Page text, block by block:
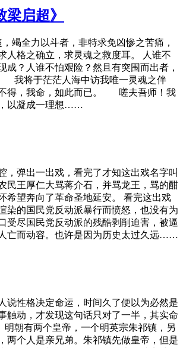
启超》
竭全力以斗者，非特求免凶惨之苦痛，
人格之确立，求灵魂之救度耳。 人谁不
成？人谁不怕艰险？然且有突围而出者，
我将于茫茫人海中访我唯一灵魂之伴
得，我命，如此而已。 嗟夫吾师！我
以凝成一理想……
，弹出一出戏，看完了才知这出戏名字叫
民王厚仁大骂蒋介石，并骂龙王，骂的酣
希望奔向了革命圣地延安。 看完这出戏
染的国民党反动派暴行而愤怒，也没有为
受尽国民党反动派的残酷剥削迫害，被逼
亡而动容。也许是因为历史太过久远……
说性格决定命运，时间久了便以为必然是
触动，才发现这句话只对了一半，其实命
朝有两个皇帝，一个明英宗朱祁镇，另
两个人是亲兄弟。朱祁镇先做皇帝，但是